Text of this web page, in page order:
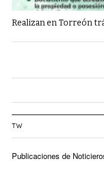
Realizan en Torreón
TW
Publicaciones de